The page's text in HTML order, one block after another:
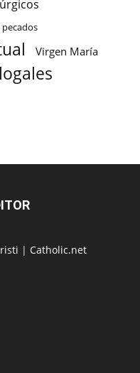
Virgen María
| Catholic.net